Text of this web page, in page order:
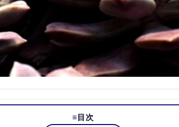
目次